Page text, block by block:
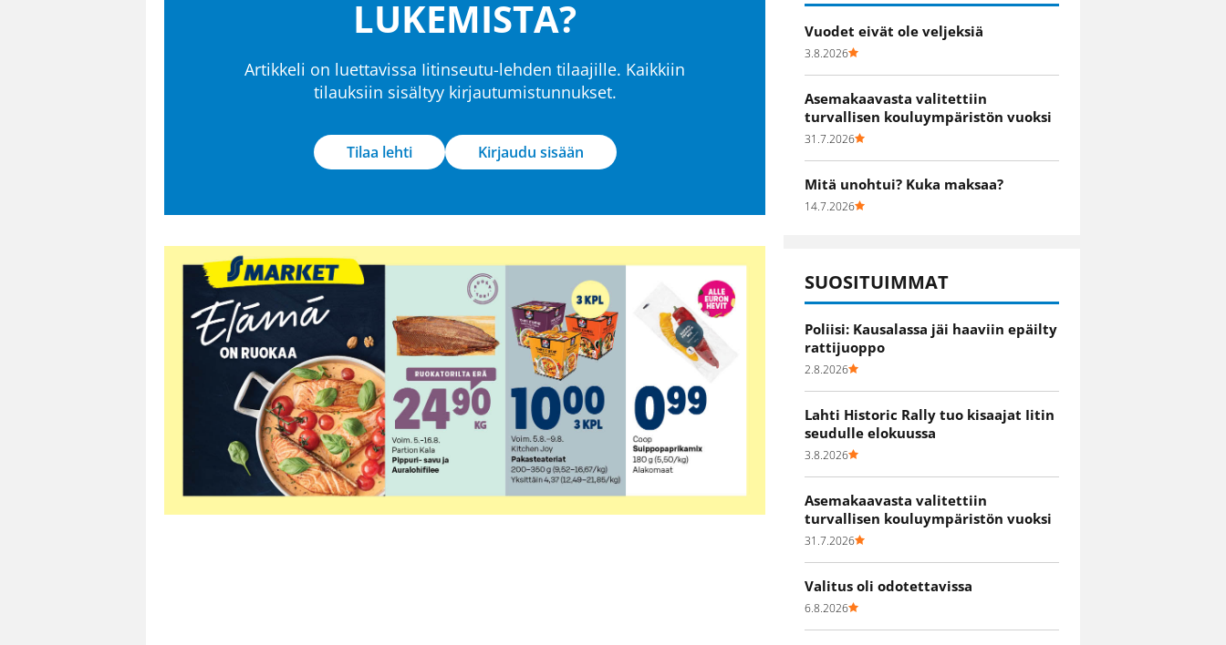
LUKEMISTA?
Artikkeli on luettavissa Iitinseutu-lehden tilaajille. Kaikkiin
tilauksiin sisältyy kirjautumistunnukset.
Tilaa lehti Kirjaudu sisään
Vuodet eivät ole veljeksiä
3.8.2026
Asemakaavasta valitettiin
turvallisen kouluympäristön vuoksi
31.7.2026
Mitä unohtui? Kuka maksaa?
14.7.2026
SUOSITUIMMAT
Poliisi: Kausalassa jäi haaviin epäilty
rattijuoppo
2.8.2026
Lahti Historic Rally tuo kisaajat Iitin
seudulle elokuussa
3.8.2026
Asemakaavasta valitettiin
turvallisen kouluympäristön vuoksi
31.7.2026
Valitus oli odotettavissa
6.8.2026